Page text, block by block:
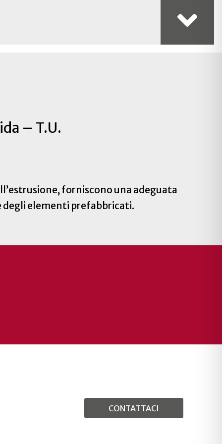
– T.U.
forniscono una adeguata
degli elementi prefabbricati.
CONTATTACI